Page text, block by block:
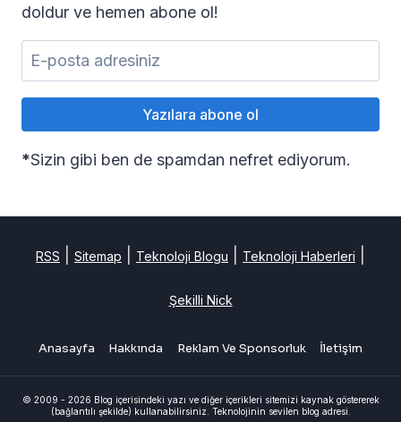
doldur ve hemen abone ol!
*Sizin gibi ben de spamdan nefret ediyorum.
RSS Sitemap Teknoloji Blogu Teknoloji Haberleri
Şekilli Nick
Anasayfa Hakkında Reklam Ve Sponsorluk İletişim
© 2009 - 2026 Blog içerisindeki yazı ve diğer içerikleri sitemizi kaynak göstererek
(bağlantılı şekilde) kullanabilirsiniz. Teknolojinin sevilen blog adresi.